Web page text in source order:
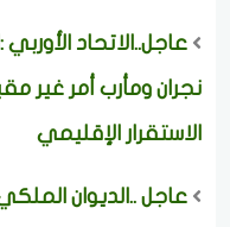
عاجل..الاتحاد
نجران ومأرب أمر غير
الاستقرار الإقليمي
عاجل ..الديوان